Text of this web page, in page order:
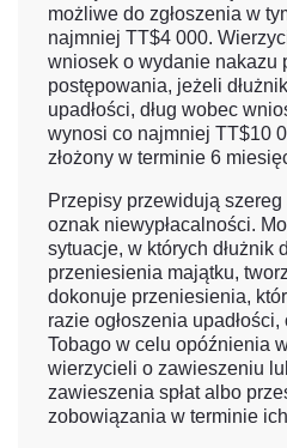
możliwe do zgłoszenia w
najmniej TT$4 000.
wniosek o wydanie nakazu
postępowania, jeżeli
upadłości, dług wobec
wynosi co najmniej TT$10
złożony w terminie 6
Przepisy przewidują szereg
oznak niewypłacalności.
sytuacje, w których dłużnik
przeniesienia majątku,
dokonuje przeniesienia,
razie ogłoszenia
Tobago w celu opóźnienia
wierzycieli o zawieszeniu
zawieszenia spłat albo
zobowiązania w terminie